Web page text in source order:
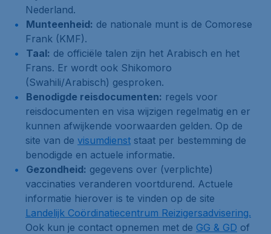
Nederland.
Munteenheid: de nationale munt is de Comorese
Frank (KMF).
Taal: de officiële talen zijn het Arabisch en het
Frans. Er wordt ook Shikomoro
(Swahili/Arabisch) gesproken.
Benodigde reisdocumenten: regels voor
reisdocumenten en visa wijzigen regelmatig en er
kunnen afwijkende voorwaarden gelden. Op de
site van de visumdienst staat per bestemming de
benodigde en actuele informatie.
Gezondheid: gegevens over (verplichte)
vaccinaties veranderen voortdurend. Actuele
informatie hierover is te vinden op de site
Landelijk Coördinatiecentrum Reizigersadvisering.
Ook kun je contact opnemen met de GG & GD of